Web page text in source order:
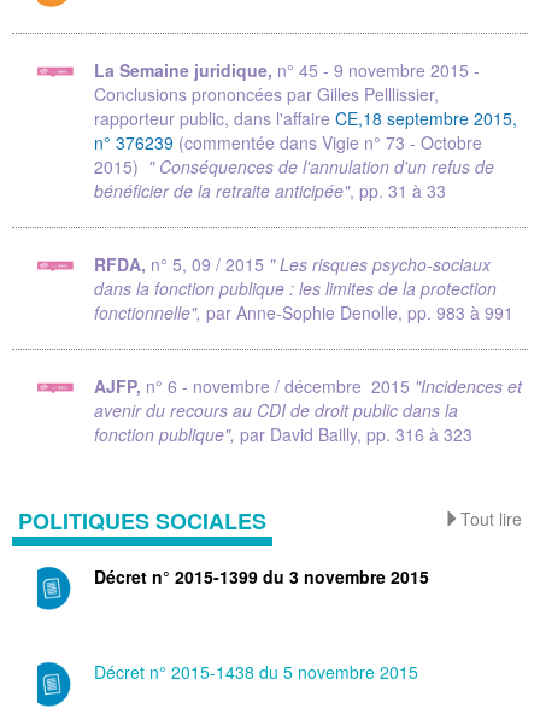
La Semaine juridique, n° 45 - 9 novembre 2015 -
Conclusions prononcées par Gilles Pelllissier,
rapporteur public, dans l'affaire CE,18 septembre 2015,
n° 376239 (commentée dans Vigie n° 73 - Octobre
2015) " Conséquences de l'annulation d'un refus de
bénéficier de la retraite anticipée", pp. 31 à 33
RFDA, n° 5, 09 / 2015 " Les risques psycho-sociaux
dans la fonction publique : les limites de la protection
fonctionnelle", par Anne-Sophie Denolle, pp. 983 à 991
AJFP, n° 6 - novembre / décembre 2015 "Incidences et
avenir du recours au CDI de droit public dans la
fonction publique", par David Bailly, pp. 316 à 323
Tout lire
POLITIQUES SOCIALES
Décret n° 2015-1399 du 3 novembre 2015
Décret n° 2015-1438 du 5 novembre 2015